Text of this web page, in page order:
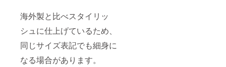
海外製と比べスタイリッ
シュに仕上げているため、
同じサイズ表記でも細身に
なる場合があります。